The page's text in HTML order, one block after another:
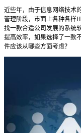
近些年，由于信息网络技术
管理阶段，市面上各种各样
找一款合适公司发展的系统
提高效率，如果选择了一款
件应该从哪些方面考虑？